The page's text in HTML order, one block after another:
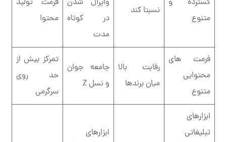
متنوع
نسبتا کند
در کوتاه
مدت
محتوا
فرمت های
محتوایی
متنوع
رقابت بالا
میان برندها
جامعه جوان
و نسل Z
تمرکز بیش از
حد روی
سرگرمی
ابزارهای
تبلیغاتی
ابزارهای